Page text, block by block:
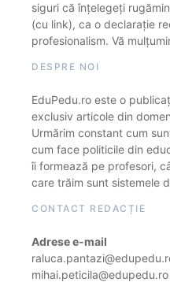
siguri că înțelegeți
(cu link), ca o declarație
profesionalism. Vă
DESPRE NOI
EduPedu.ro este o
exclusiv articole din
Urmărim constant cum
cum face politicile din
îi formează pe profesori,
care trăim sunt sistemele
CONTACT REDACȚIE
Adrese e-mail
mihai.peticila@edupedu.ro